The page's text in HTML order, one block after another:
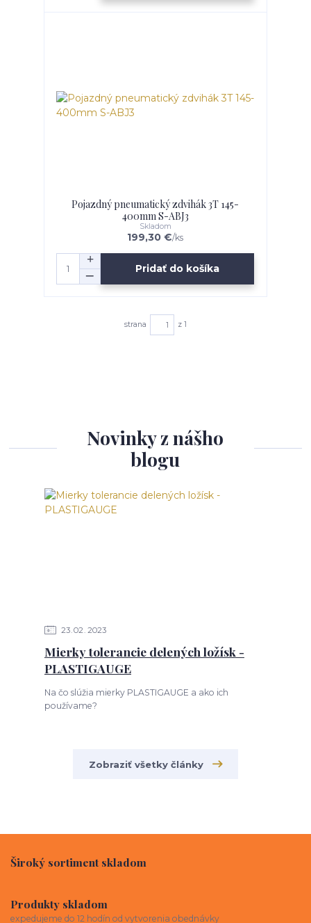
Pojazdný pneumatický zdvihák 3T 145-
400mm S-ABJ3
199,30 €/ks
Skladom
Pridať do košíka
strana z 1
Novinky z nášho
blogu
23 02 2023
Mierky tolerancie delených ložísk -
PLASTIGAUGE
Na čo slúžia mierky PLASTIGAUGE a ako ich
používame?
Zobraziť všetky články
Široký sortiment skladom
Produkty skladom
expedujeme do 12 hodín od vytvorenia obednávky